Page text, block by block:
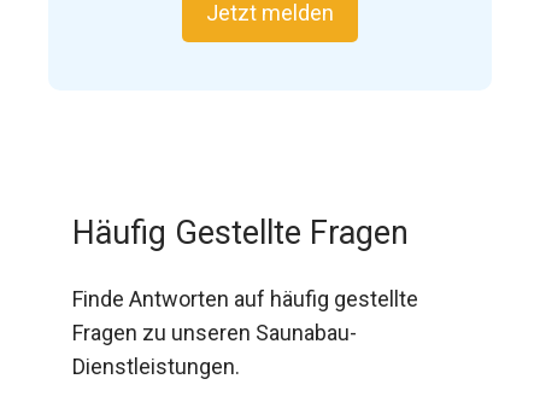
Jetzt melden
Häufig Gestellte Fragen
Finde Antworten auf häufig gestellte
Fragen zu unseren Saunabau-
Dienstleistungen.